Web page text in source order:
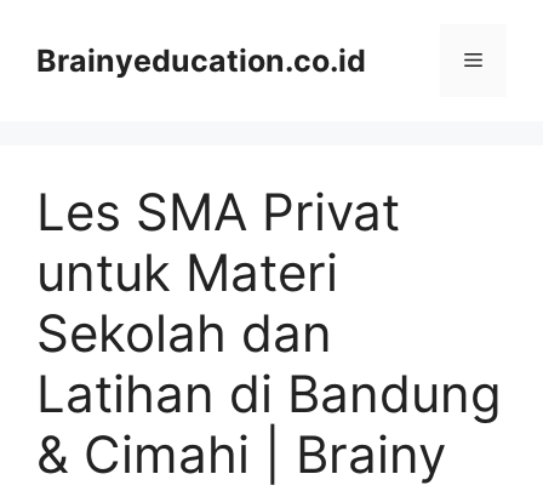
contentBrainyeducation.co.id Menu
Les SMA Privat
untuk Materi
Sekolah dan
Latihan di Bandung
& Cimahi | Brainy